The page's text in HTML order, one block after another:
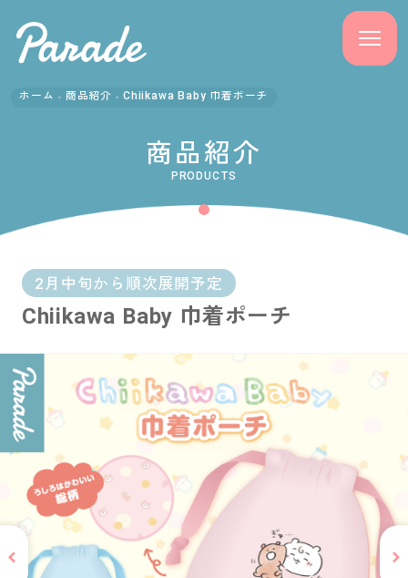
よくある質問
会社概要
採用情報
お問い合わせ
PRIZE 公式 X
PRIZE 公式 Instagram
ホーム 商品紹介 Chiikawa Baby 巾着ポーチ
商品紹介
PRODUCTS
2月中旬から順次展開予定
Chiikawa Baby 巾着ポーチ